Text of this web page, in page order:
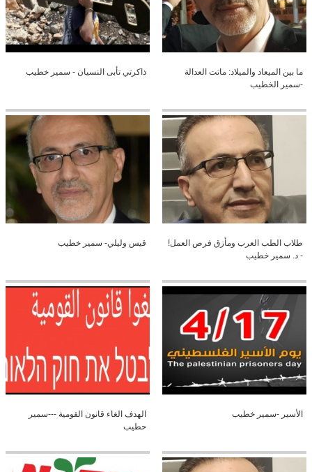
ما بين الميعاد والميلاد: ماتت العدالة
-سمير الخطيب
ذاكرتي تأبى النسيان - سمير خطيب
طلاب الطب العرب ومأزق فرص العمل!
- د. سمير خطيب
قيس وليلي- سمير خطيب
الأسير -سمير خطيب
الهدف الغاء قانون القومية ---سمير
حطيب